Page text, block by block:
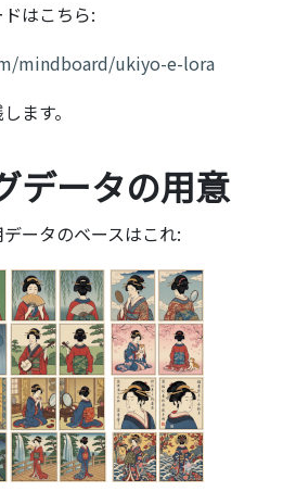
はこちら:
mindboard/ukiyo-e-lora
ます。
データの用意
ータのベースはこれ: